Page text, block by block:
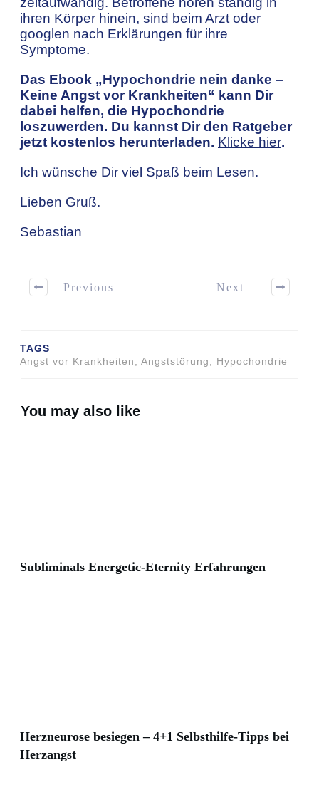
ihren Körper hinein, sind beim Arzt oder
googlen nach Erklärungen für ihre
Symptome.
Das Ebook „Hypochondrie nein danke –
Keine Angst vor Krankheiten“ kann Dir
dabei helfen, die Hypochondrie
loszuwerden. Du kannst Dir den Ratgeber
jetzt kostenlos herunterladen. Klicke hier.
Ich wünsche Dir viel Spaß beim Lesen.
Lieben Gruß.
Sebastian
Previous Next
TAGS
Angst vor Krankheiten, Angststörung, Hypochondrie
You may also like
Subliminals Energetic-Eternity Erfahrungen
Herzneurose besiegen – 4+1 Selbsthilfe-Tipps bei
Herzangst